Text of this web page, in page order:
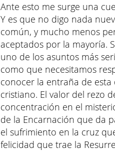
Ante esto me surge una
Y es que no digo nada
común, y mucho menos
aceptados por la mayoría.
uno de los asuntos más
como que necesitamos
conocer la entraña de
cristiano. El valor del rezo
concentración en el
de la Encarnación que da
el sufrimiento en la cruz
felicidad que trae la